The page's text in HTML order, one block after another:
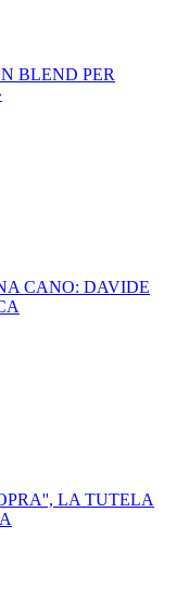
BLEND PER
CANO: DAVIDE
LA TUTELA